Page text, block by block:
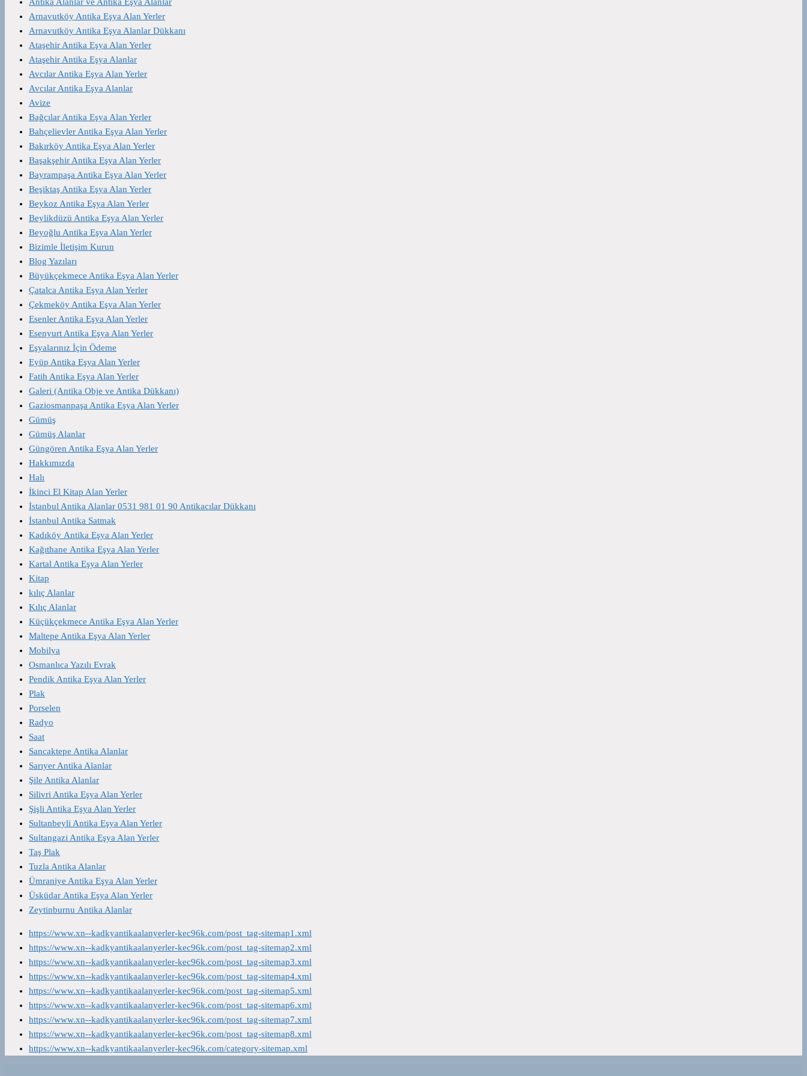
Arnavutköy Antika Eşya Alan Yerler
Arnavutköy Antika Eşya Alanlar Dükkanı
Ataşehir Antika Eşya Alan Yerler
Ataşehir Antika Eşya Alanlar
Avcılar Antika Eşya Alan Yerler
Avcılar Antika Eşya Alanlar
Avize
Bağcılar Antika Eşya Alan Yerler
Bahçelievler Antika Eşya Alan Yerler
Bakırköy Antika Eşya Alan Yerler
Başakşehir Antika Eşya Alan Yerler
Bayrampaşa Antika Eşya Alan Yerler
Beşiktaş Antika Eşya Alan Yerler
Beykoz Antika Eşya Alan Yerler
Beylikdüzü Antika Eşya Alan Yerler
Beyoğlu Antika Eşya Alan Yerler
Bizimle İletişim Kurun
Blog Yazıları
Büyükçekmece Antika Eşya Alan Yerler
Çatalca Antika Eşya Alan Yerler
Çekmeköy Antika Eşya Alan Yerler
Esenler Antika Eşya Alan Yerler
Esenyurt Antika Eşya Alan Yerler
Eşyalarınız İçin Ödeme
Eyüp Antika Eşya Alan Yerler
Fatih Antika Eşya Alan Yerler
Galeri (Antika Obje ve Antika Dükkanı)
Gaziosmanpaşa Antika Eşya Alan Yerler
Gümüş
Gümüş Alanlar
Güngören Antika Eşya Alan Yerler
Hakkımızda
Halı
İkinci El Kitap Alan Yerler
İstanbul Antika Alanlar 0531 981 01 90 Antikacılar Dükkanı
İstanbul Antika Satmak
Kadıköy Antika Eşya Alan Yerler
Kağıthane Antika Eşya Alan Yerler
Kartal Antika Eşya Alan Yerler
Kitap
kılıç Alanlar
Kılıç Alanlar
Küçükçekmece Antika Eşya Alan Yerler
Maltepe Antika Eşya Alan Yerler
Mobilya
Osmanlıca Yazılı Evrak
Pendik Antika Eşya Alan Yerler
Plak
Porselen
Radyo
Saat
Sancaktepe Antika Alanlar
Sarıyer Antika Alanlar
Şile Antika Alanlar
Silivri Antika Eşya Alan Yerler
Şişli Antika Eşya Alan Yerler
Sultanbeyli Antika Eşya Alan Yerler
Sultangazi Antika Eşya Alan Yerler
Taş Plak
Tuzla Antika Alanlar
Ümraniye Antika Eşya Alan Yerler
Üsküdar Antika Eşya Alan Yerler
Zeytinburnu Antika Alanlar
https://www.xn--kadkyantikaalanyerler-kec96k.com/post_tag-sitemap1.xml
https://www.xn--kadkyantikaalanyerler-kec96k.com/post_tag-sitemap2.xml
https://www.xn--kadkyantikaalanyerler-kec96k.com/post_tag-sitemap3.xml
https://www.xn--kadkyantikaalanyerler-kec96k.com/post_tag-sitemap4.xml
https://www.xn--kadkyantikaalanyerler-kec96k.com/post_tag-sitemap5.xml
https://www.xn--kadkyantikaalanyerler-kec96k.com/post_tag-sitemap6.xml
https://www.xn--kadkyantikaalanyerler-kec96k.com/post_tag-sitemap7.xml
https://www.xn--kadkyantikaalanyerler-kec96k.com/post_tag-sitemap8.xml
https://www.xn--kadkyantikaalanyerler-kec96k.com/category-sitemap.xml